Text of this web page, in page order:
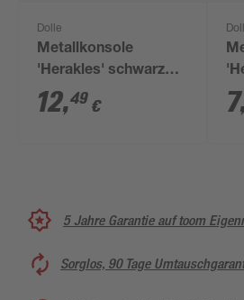
Dolle
Metallkonsole
'Herakles' schwarz
290 x 240 mm
12,49 € 7
5 Jahre Garantie auf toom
Sorglos, 90 Tage